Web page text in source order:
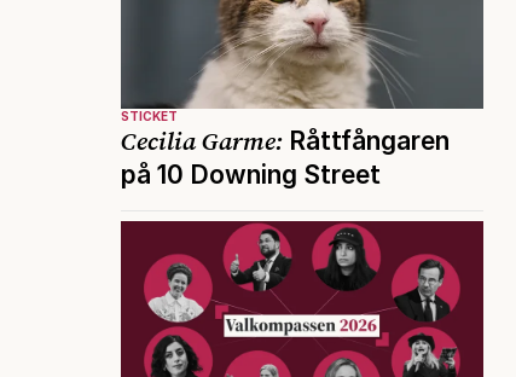
STICKET
Cecilia Garme: Råttfångaren
på 10 Downing Street